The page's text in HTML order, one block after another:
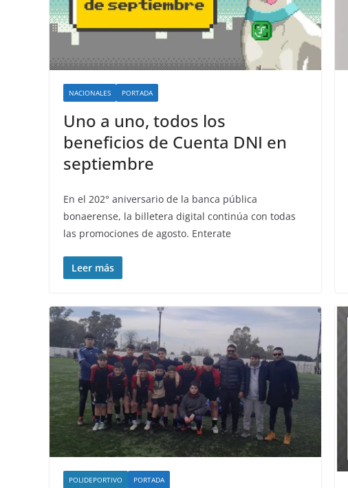
NACIONALES PORTADA
Uno a uno, todos los
beneficios de Cuenta DNI en
septiembre
En el 202° aniversario de la banca pública
bonaerense, la billetera digital continúa con todas
las promociones de agosto. Enterate
Leer más
POLIDEPORTIVO PORTADA